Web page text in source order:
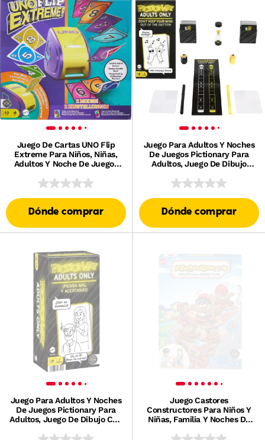
Juego De Cartas UNO Flip
Extreme Para Niños, Niñas,
Adultos Y Noche De Juegos
Dónde comprar
Juego Para Adultos Y Noches
De Juegos Pictionary Para
Adultos, Juego De Dibujo
Divertidos
Dónde comprar
Juego Para Adultos Y Noches
De Juegos Pictionary Para
Adultos, Juego De Dibujo Con
Juego Castores
Constructores Para Niños Y
Niñas, Familia Y Noches De